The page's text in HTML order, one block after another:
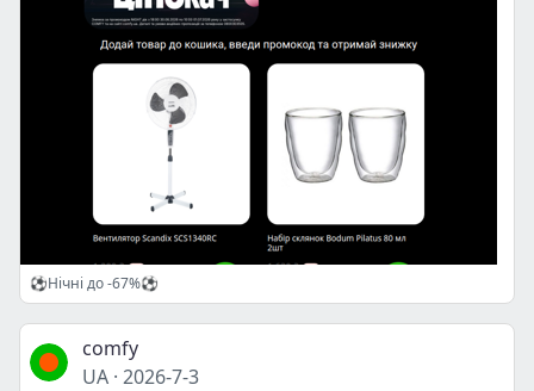
⚽Нічні до -67%⚽
comfy
UA · 2026-7-3